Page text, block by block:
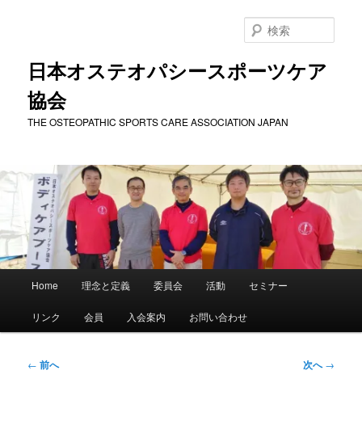
動
日本オステオパシースポーツケア
協会
THE OSTEOPATHIC SPORTS CARE ASSOCIATION JAPAN
索
メ
Home 理念と定義 委員会 活動 セミナー
リンク 会員 入会案内 お問い合わせ
投
← 前へ 次へ→